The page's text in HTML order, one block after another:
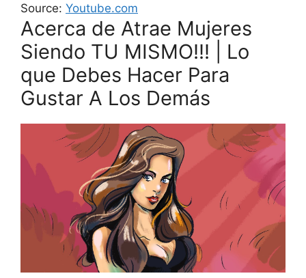
Source: Youtube.com
Acerca de Atrae Mujeres
Siendo TU MISMO!!! | Lo
que Debes Hacer Para
Gustar A Los Demás